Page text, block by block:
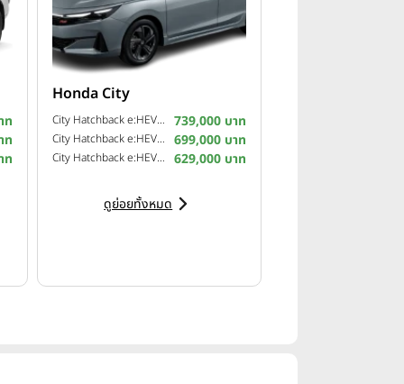
ท
ท
ท
Honda City
City Hatchback e:HEV RS ปี 2026 739,000 บาท
City Hatchback e:HEV SV ปี 2026 699,000 บาท
City Hatchback e:HEV V ปี 2026 629,000 บาท
ดูย่อยทั้งหมด